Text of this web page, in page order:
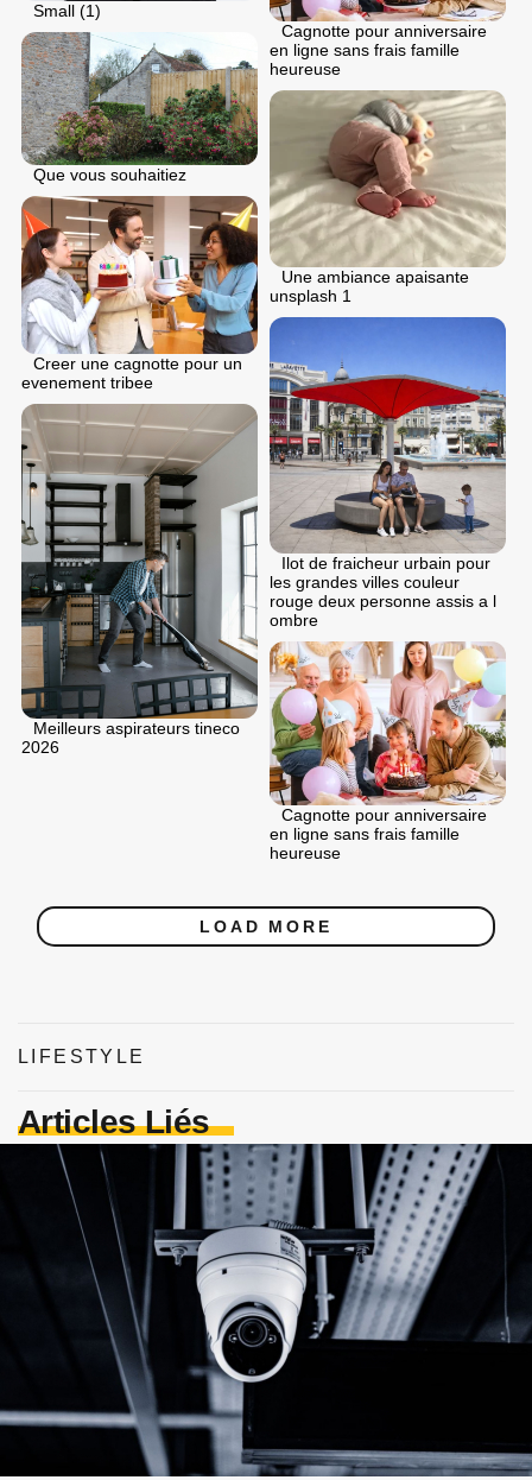
Small (1)
Cagnotte pour anniversaire
en ligne sans frais famille
heureuse
Que vous souhaitiez
Une ambiance apaisante
unsplash 1
Creer une cagnotte pour un
evenement tribee
Ilot de fraicheur urbain pour
les grandes villes couleur
rouge deux personne assis a l
ombre
Meilleurs aspirateurs tineco
2026
Cagnotte pour anniversaire
en ligne sans frais famille
heureuse
LOAD MORE
LIFESTYLE
Articles Liés